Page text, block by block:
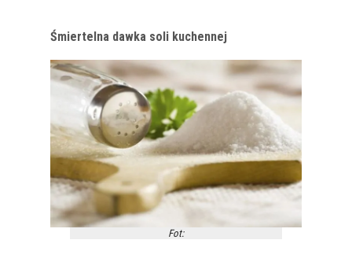
Śmiertelna dawka soli kuchennej
Fot: